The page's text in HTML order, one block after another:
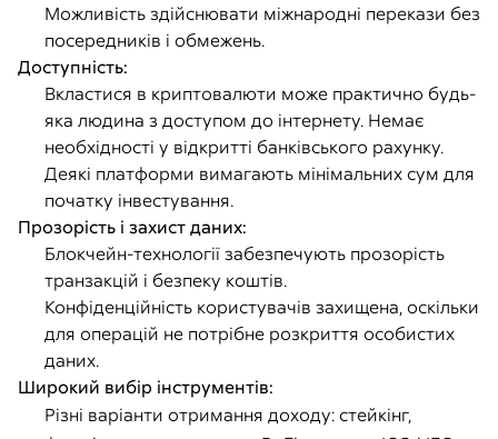
Можливість здійснювати міжнародні перекази без
посередників і обмежень.
Доступність:
Вкластися в криптовалюти може практично будь-
яка людина з доступом до інтернету. Немає
необхідності у відкритті банківського рахунку.
Деякі платформи вимагають мінімальних сум для
початку інвестування.
Прозорість і захист даних:
Блокчейн-технології забезпечують прозорість
транзакцій і безпеку коштів.
Конфіденційність користувачів захищена, оскільки
для операцій не потрібне розкриття особистих
даних.
Широкий вибір інструментів:
Різні варіанти отримання доходу: стейкінг,